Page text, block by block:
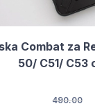
Combat za
50/ C51/ C53
490.00